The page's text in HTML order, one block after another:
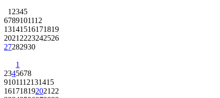
1 2345
6789101112
13141516171819
2021 2223242526
27282930
1
2345678
9101112131415
161718192021 22